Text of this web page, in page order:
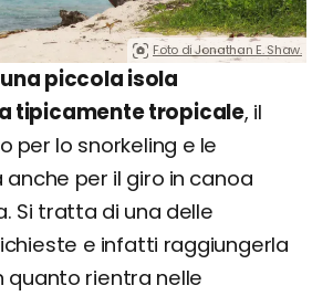
Foto di Jonathan E. Shaw.
una piccola isola
tipicamente tropicale, il
per lo snorkeling e le
per il giro in canoa
Si tratta di una delle
e infatti raggiungerla
quanto rientra nelle